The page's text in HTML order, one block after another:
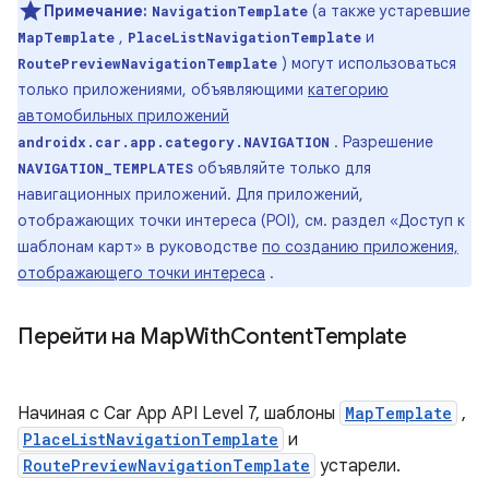
Примечание: NavigationTemplate (а также устаревшие
MapTemplate , PlaceListNavigationTemplate и
RoutePreviewNavigationTemplate ) могут использоваться
только приложениями, объявляющими категорию
автомобильных приложений
androidx.car.app.category.NAVIGATION . Разрешение
NAVIGATION_TEMPLATES объявляйте только для
навигационных приложений. Для приложений,
отображающих точки интереса (POI), см. раздел «Доступ к
шаблонам карт» в руководстве по созданию приложения,
отображающего точки интереса .
Перейти на MapWithContentTemplate
Начиная с Car App API Level 7, шаблоны MapTemplate ,
PlaceListNavigationTemplate и
RoutePreviewNavigationTemplate устарели.